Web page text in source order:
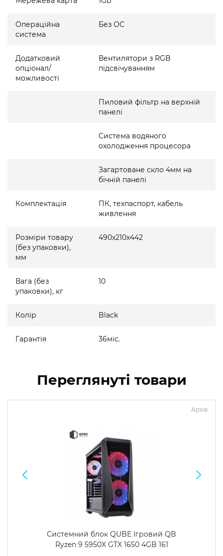
Операційна
система
Без ОС
Додатковий
опціонал/
можливості
Вентилятори з RGB
підсвічуванням
Пиловий фільтр на верхній
панелі
Система водяного
охолодження процесора
Загартоване скло 4мм на
бічній панелі
Комплектація
ПК, техпаспорт, кабель
живлення
Розміри товару
(без упаковки),
мм
490x210x442
Вага (без
упаковки), кг
10
Колір Black
Гарантія 36міс.
Переглянуті товари
Архів
Системний блок QUBE Ігровий QB
Ryzen 9 5950X GTX 1650 4GB 161